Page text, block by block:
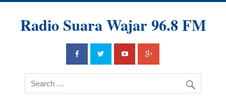
Radio Suara Wajar 96.8 FM